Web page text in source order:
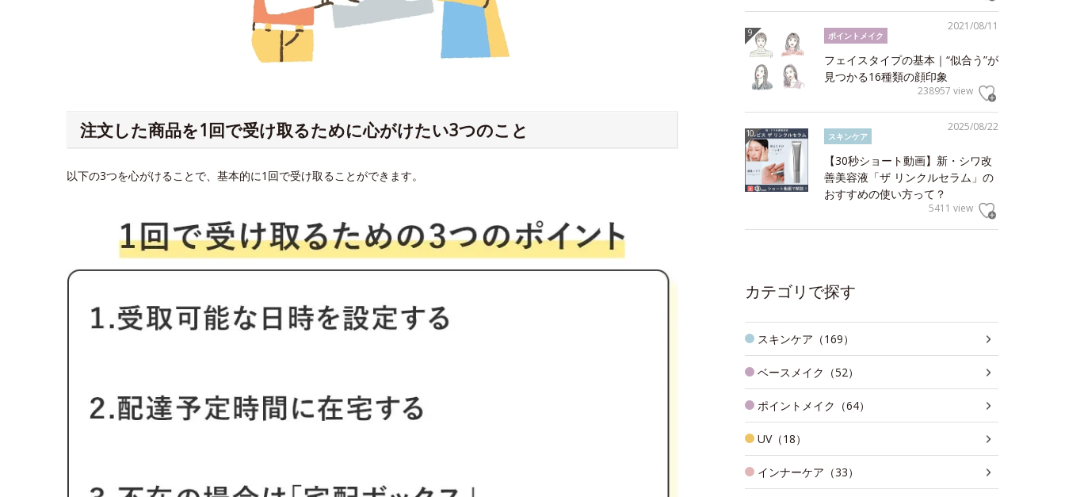
注文した商品を1回で受け取るために心がけたい3つのこと
以下の3つを心がけることで、基本的に1回で受け取ることができます。
2021/08/11
ポイントメイク
フェイスタイプの基本｜“似合う”が
見つかる16種類の顔印象
238957 view
2025/08/22
スキンケア
【30秒ショート動画】新・シワ改
善美容液「ザ リンクルセラム」の
おすすめの使い方って？
5411 view
カテゴリで探す
スキンケア（169）
ベースメイク（52）
ポイントメイク（64）
UV（18）
インナーケア（33）